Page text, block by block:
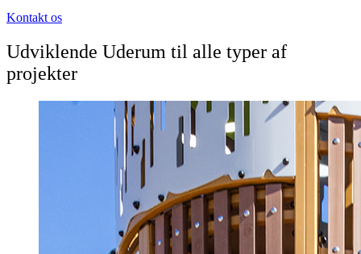
Kontakt os
Udviklende Uderum til alle typer af
projekter